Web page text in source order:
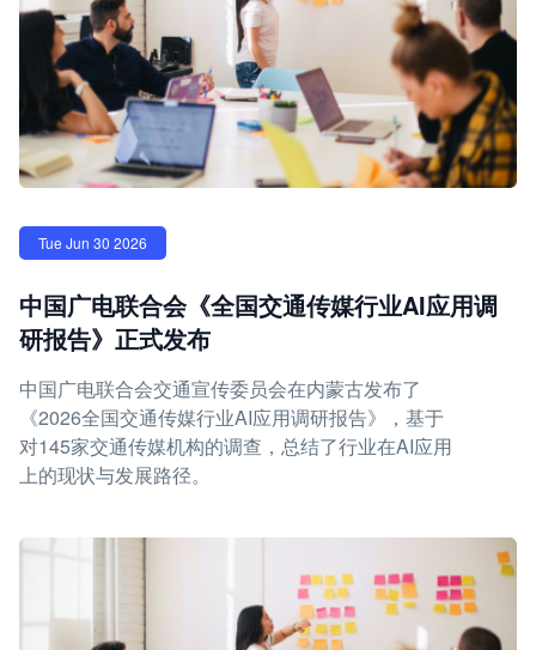
Tue Jun 30 2026
中国广电联合会《全国交通传媒行业AI应用调
研报告》正式发布
中国广电联合会交通宣传委员会在内蒙古发布了
《2026全国交通传媒行业AI应用调研报告》，基于
对145家交通传媒机构的调查，总结了行业在AI应用
上的现状与发展路径。